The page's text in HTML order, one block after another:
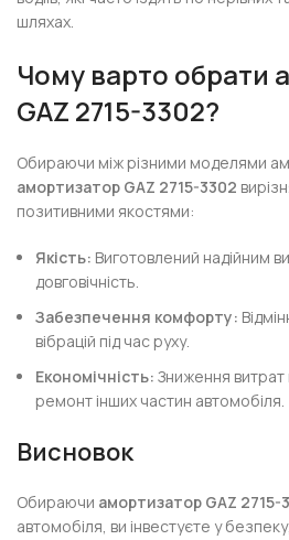
шляхах.
Чому варто обрати
GAZ 2715-3302?
Обираючи між різними моделями
амортизатор GAZ 2715-3302
позитивними якостями:
Якість: Виготовлений надійним
довговічність.
Забезпечення комфорту:
вібрацій під час руху.
Економічність: Зниження витрат
ремонт інших частин автомобіля.
Висновок
Обираючи амортизатор GAZ 2715-
автомобіля, ви інвестуєте у